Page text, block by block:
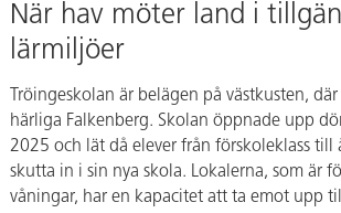
När hav möter land i
lärmiljöer
Tröingeskolan är belägen på västkusten,
härliga Falkenberg. Skolan öppnade upp
2025 och lät då elever från förskoleklass till
skutta in i sin nya skola. Lokalerna, som är
våningar, har en kapacitet att ta emot upp